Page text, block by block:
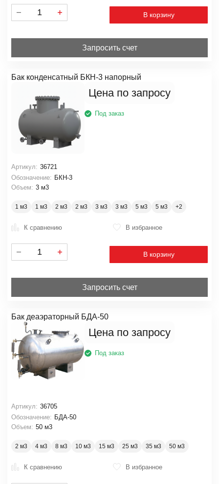
В корзину
Запросить счет
Бак конденсатный БКН-3 напорный
Цена по запросу
Под заказ
Артикул: 36721
Обозначение: БКН-3
Объем: 3 м3
1 м3 1 м3 2 м3 2 м3 3 м3 3 м3 5 м3 5 м3
К сравнению В избранное
В корзину
Запросить счет
Бак деаэраторный БДА-50
Цена по запросу
Под заказ
Артикул: 36705
Обозначение: БДА-50
Объем: 50 м3
2 м3 4 м3 8 м3 10 м3 15 м3 25 м3 35 м3 50 м3
К сравнению В избранное